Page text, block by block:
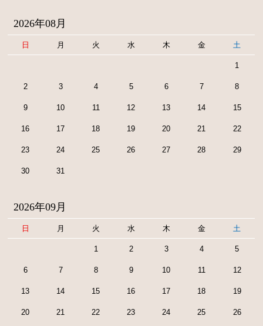
2026年08月
日 月 火 水 木 金 土
1
2 3 4 5 6 7 8
9 10 11 12 13 14 15
16 17 18 19 20 21 22
23 24 25 26 27 28 29
30 31
2026年09月
日 月 火 水 木 金 土
1 2 3 4 5
6 7 8 9 10 11 12
13 14 15 16 17 18 19
20 21 22 23 24 25 26